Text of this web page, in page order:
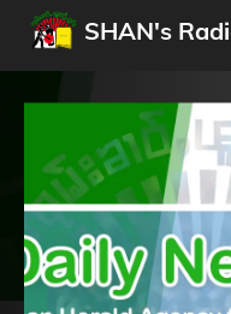
SHAN's